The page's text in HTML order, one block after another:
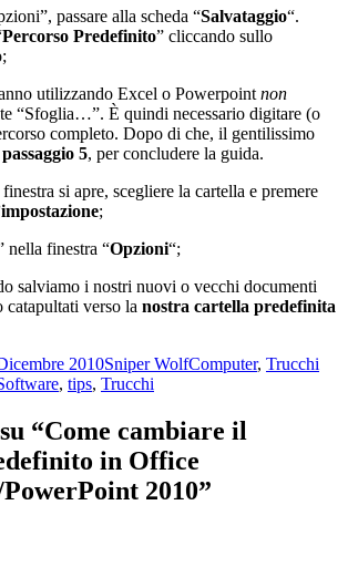
passare alla scheda “Salvataggio“.
Percorso Predefinito” cliccando sullo
utilizzando Excel o Powerpoint non
“Sfoglia…”. È quindi necessario digitare (o
completo. Dopo di che, il gentilissimo
passaggio 5, per concludere la guida.
si apre, scegliere la cartella e premere
;
nella finestra “Opzioni“;
salviamo i nostri nuovi o vecchi documenti
catapultati verso la nostra cartella predefinita
2010Autore
Sniper WolfCategorie
Computer, Trucchi
, tips, Trucchi
“Come cambiare il
in Office
2010”